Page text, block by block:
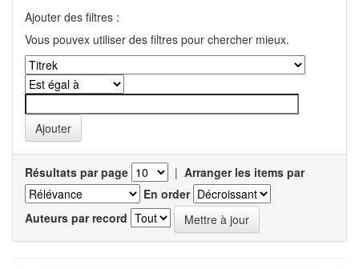
Ajouter des filtres :
Vous pouvex utiliser des filtres pour chercher mieux.
Résultats par page | Arranger les items par
En order
Auteurs par record